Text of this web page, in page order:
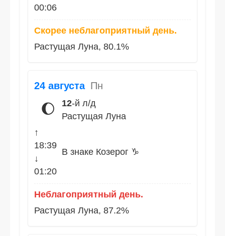
00:06
Скорее неблагоприятный день.
Растущая Луна, 80.1%
24 августа Пн
🌔 12-й л/д
Растущая Луна
↑
18:39
↓
01:20
В знаке Козерог ♑
Неблагоприятный день.
Растущая Луна, 87.2%